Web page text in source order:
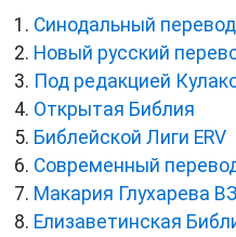
Синодальный перевод
Новый русский
Под редакцией
Открытая Библия
Библейской Лиги ERV
Cовременный
Макария Глухарева ВЗ
Елизаветинская